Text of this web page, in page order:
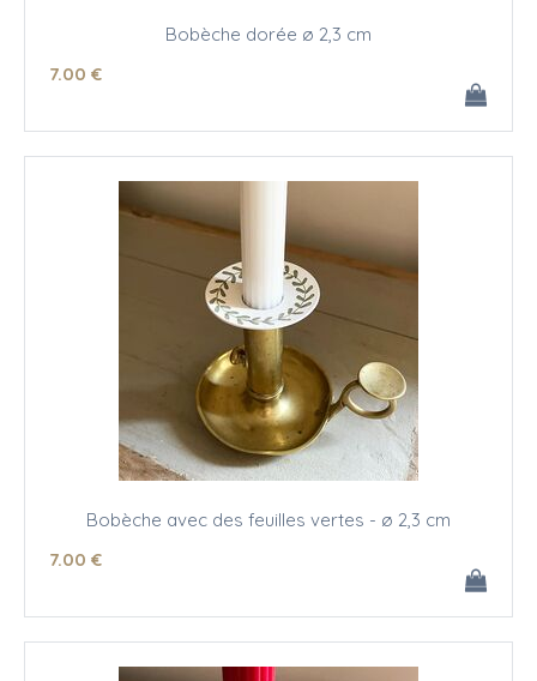
Bobèche dorée ø 2,3 cm
7.00 €
Bobèche avec des feuilles vertes - ø 2,3 cm
7.00 €